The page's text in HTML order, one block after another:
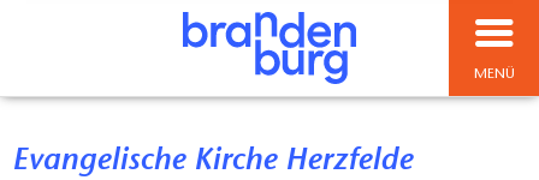
MENÜ
Evangelische Kirche Herzfelde